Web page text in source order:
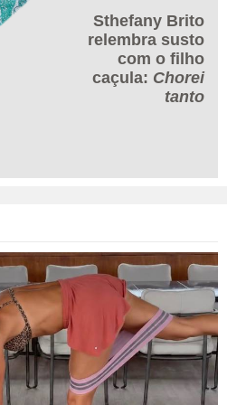
Sthefany Brito
relembra susto
com o filho
caçula: Chorei
tanto